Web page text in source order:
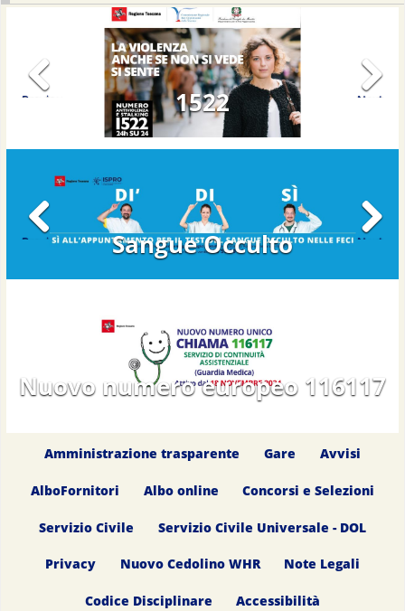
1522
Previous Next
Sangue Occulto
Previous Next
Nuovo numero europeo 116117
Amministrazione trasparente Gare Avvisi
AlboFornitori Albo online Concorsi e Selezioni
Servizio Civile Servizio Civile Universale - DOL
Privacy Nuovo Cedolino WHR Note Legali
Codice Disciplinare Accessibilità